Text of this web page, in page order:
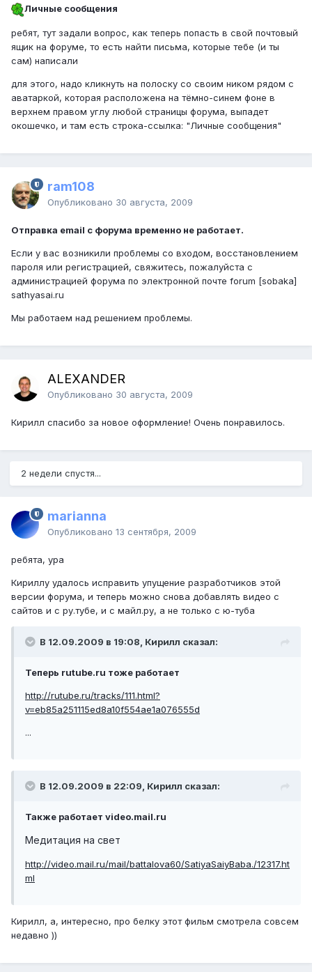
Личные сообщения
ребят, тут задали вопрос, как теперь попасть в свой почтовый
ящик на форуме, то есть найти письма, которые тебе (и ты
сам) написали
для этого, надо кликнуть на полоску со своим ником рядом с
аватаркой, которая расположена на тёмно-синем фоне в
верхнем правом углу любой страницы форума, выпадет
окошечко, и там есть строка-ссылка: "Личные сообщения"
ram108
Опубликовано 30 августа, 2009
Отправка email с форума временно не работает.
Если у вас возникили проблемы со входом, восстановлением
пароля или регистрацией, свяжитесь, пожалуйста с
администрацией форума по электронной почте forum [sobaka]
sathyasai.ru
Мы работаем над решением проблемы.
ALEXANDER
Опубликовано 30 августа, 2009
Кирилл спасибо за новое оформление! Очень понравилось.
2 недели спустя...
marianna
Опубликовано 13 сентября, 2009
ребята, ура
Кириллу удалось исправить упущение разработчиков этой
версии форума, и теперь можно снова добавлять видео с
сайтов и с ру.тубе, и с майл.ру, а не только с ю-туба
В 12.09.2009 в 19:08, Кирилл сказал:
Теперь rutube.ru тоже работает
http://rutube.ru/tracks/111.html?
v=eb85a251115ed8a10f554ae1a076555d
...
В 12.09.2009 в 22:09, Кирилл сказал:
Также работает video.mail.ru
Медитация на свет
http://video.mail.ru/mail/battalova60/SatiyaSaiyBaba./12317.ht
ml
Кирилл, а, интересно, про белку этот фильм смотрела совсем
недавно ))